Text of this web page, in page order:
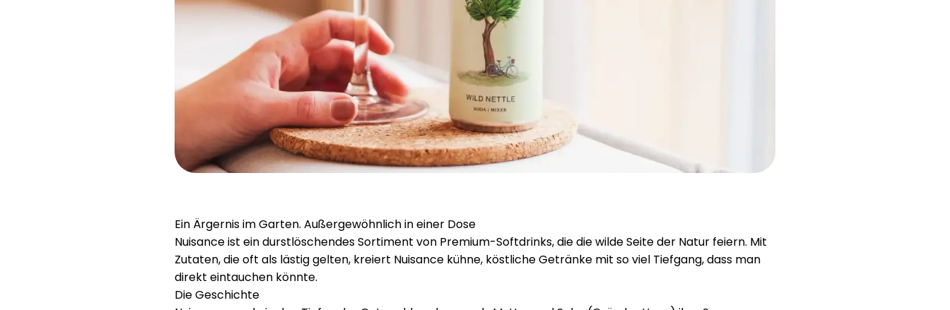
ask@scrambleup.com
Ein Ärgernis im Garten. Außergewöhnlich in einer Dose
Nuisance ist ein durstlöschendes Sortiment von Premium-Softdrinks, die die wilde Seite der Natur feiern. Mit
Zutaten, die oft als lästig gelten, kreiert Nuisance kühne, köstliche Getränke mit so viel Tiefgang, dass man
direkt eintauchen könnte.
Die Geschichte